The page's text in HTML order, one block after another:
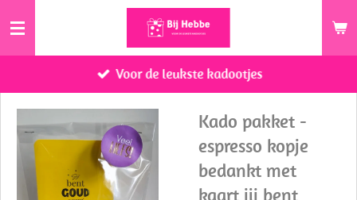
Ga
de
hoofdinhoud
Voor de leukste kadootjes
Kado pakket -
espresso kopje
bedankt met
kaart jij bent